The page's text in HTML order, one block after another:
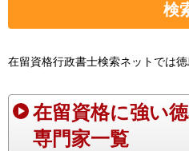
検
在留資格行政書士検索ネットでは
在留資格に強い
専門家一覧